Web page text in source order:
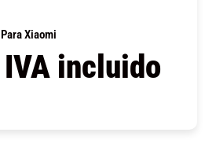
Xiaomi
IVA incluido